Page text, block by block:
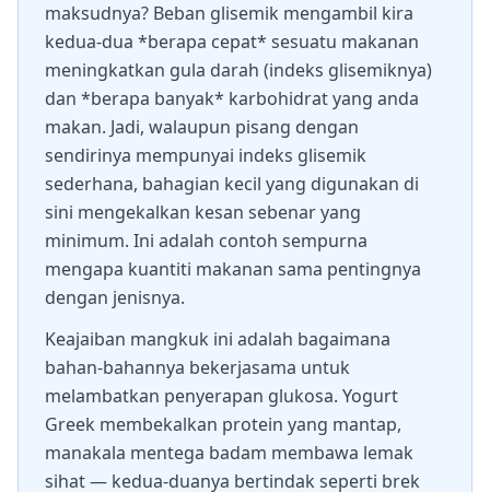
maksudnya? Beban glisemik mengambil kira
kedua-dua *berapa cepat* sesuatu makanan
meningkatkan gula darah (indeks glisemiknya)
dan *berapa banyak* karbohidrat yang anda
makan. Jadi, walaupun pisang dengan
sendirinya mempunyai indeks glisemik
sederhana, bahagian kecil yang digunakan di
sini mengekalkan kesan sebenar yang
minimum. Ini adalah contoh sempurna
mengapa kuantiti makanan sama pentingnya
dengan jenisnya.
Keajaiban mangkuk ini adalah bagaimana
bahan-bahannya bekerjasama untuk
melambatkan penyerapan glukosa. Yogurt
Greek membekalkan protein yang mantap,
manakala mentega badam membawa lemak
sihat — kedua-duanya bertindak seperti brek